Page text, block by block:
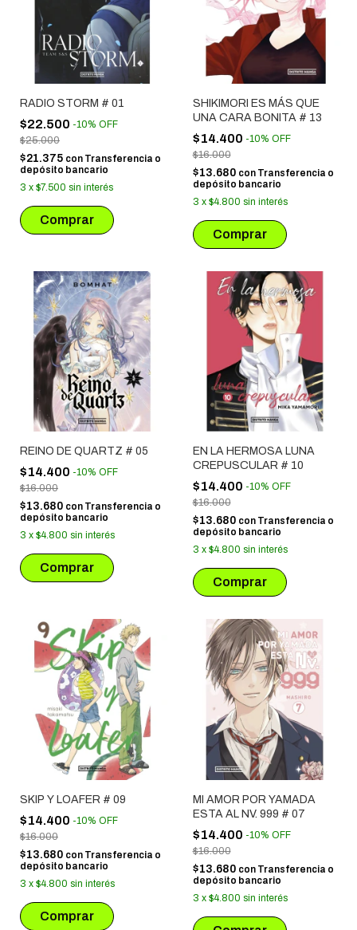
RADIO STORM # 01
$22.500 -10% OFF
$25.000
$21.375 con Transferencia o
depósito bancario
3 x $7.500 sin interés
SHIKIMORI ES MÁS QUE
UNA CARA BONITA # 13
$14.400 -10% OFF
$16.000
$13.680 con Transferencia o
depósito bancario
3 x $4.800 sin interés
REINO DE QUARTZ # 05
$14.400 -10% OFF
$16.000
$13.680 con Transferencia o
depósito bancario
3 x $4.800 sin interés
EN LA HERMOSA LUNA
CREPUSCULAR # 10
$14.400 -10% OFF
$16.000
$13.680 con Transferencia o
depósito bancario
3 x $4.800 sin interés
SKIP Y LOAFER # 09
$14.400 -10% OFF
$16.000
$13.680 con Transferencia o
depósito bancario
3 x $4.800 sin interés
MI AMOR POR YAMADA
ESTA AL NV. 999 # 07
$14.400 -10% OFF
$16.000
$13.680 con Transferencia o
depósito bancario
3 x $4.800 sin interés